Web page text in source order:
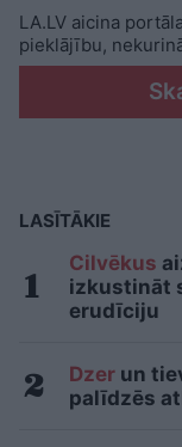
LA.LV aicina
pieklājību,
LASĪTĀKIE
Cilvēkus
izkustināt
erudīciju
Dzer un
palīdzēs